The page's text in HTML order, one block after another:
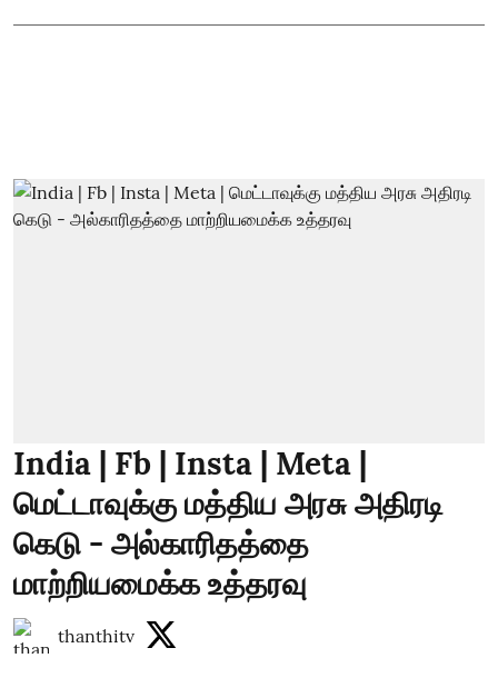
India | Fb | Insta | Meta |
மெட்டாவுக்கு மத்திய அரசு அதிரடி
கெடு - அல்காரிதத்தை
மாற்றியமைக்க உத்தரவு
thanthitv